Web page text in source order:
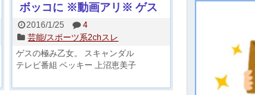
ボッコに ※動画アリ※ ゲス
川谷との不倫LINE流出騒動
まだまだ終わらない模様
2016/1/25
4
芸能/スポーツ系2chスレ
ゲスの極み乙女。
スキャンダル
テレビ番組 ベッキー 上沼恵美子